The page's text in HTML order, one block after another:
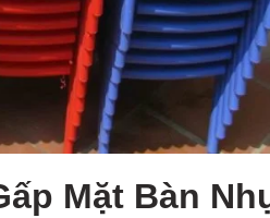
Mặt Bàn